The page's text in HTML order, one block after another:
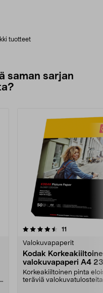
tuotteet
saman sarjan
11
Valokuvapaperit
Kodak
valokuvapaperi A4
arkkia
Korkeakiiltoinen pinta
teräviä
4.5viidestä